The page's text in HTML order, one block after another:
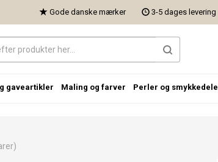
Gode danske mærker 3-5 dages levering
gaveartikler Maling og farver Perler og smykkedele